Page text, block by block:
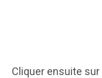
Cliquer ensuite sur